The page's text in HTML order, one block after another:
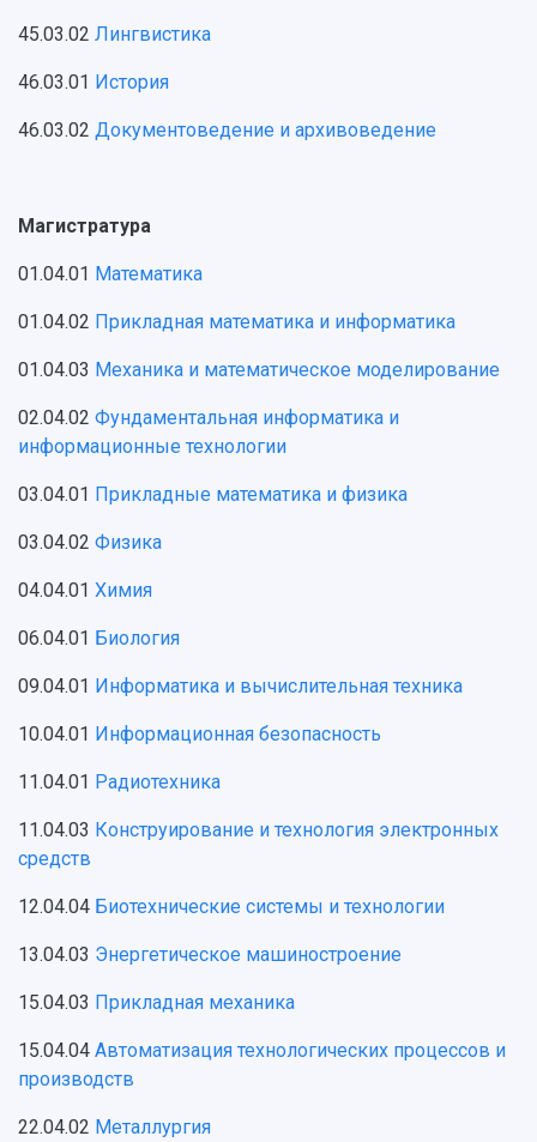
45.03.02 Лингвистика
46.03.01 История
46.03.02 Документоведение и архивоведение
Магистратура
01.04.01 Математика
01.04.02 Прикладная математика и информатика
01.04.03 Механика и математическое моделирование
02.04.02 Фундаментальная информатика и
информационные технологии
03.04.01 Прикладные математика и физика
03.04.02 Физика
04.04.01 Химия
06.04.01 Биология
09.04.01 Информатика и вычислительная техника
10.04.01 Информационная безопасность
11.04.01 Радиотехника
11.04.03 Конструирование и технология электронных
средств
12.04.04 Биотехнические системы и технологии
13.04.03 Энергетическое машиностроение
15.04.03 Прикладная механика
15.04.04 Автоматизация технологических процессов и
производств
22.04.02 Металлургия